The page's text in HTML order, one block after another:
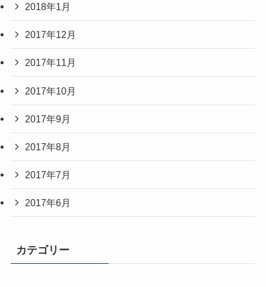
2018年1月
2017年12月
2017年11月
2017年10月
2017年9月
2017年8月
2017年7月
2017年6月
カテゴリー